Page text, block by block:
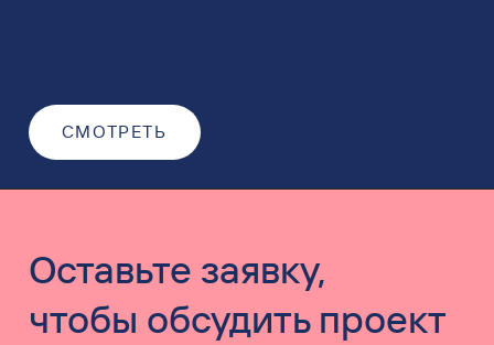
СМОТРЕТЬ
Оставьте заявку,
чтобы обсудить проект